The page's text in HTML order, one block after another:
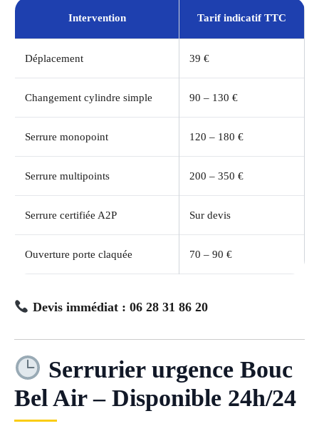
Intervention Tarif indicatif TTC
Déplacement 39 €
Changement cylindre simple 90 – 130 €
Serrure monopoint 120 – 180 €
Serrure multipoints 200 – 350 €
Serrure certifiée A2P Sur devis
Ouverture porte claquée 70 – 90 €
Devis immédiat : 06 28 31 86 20
Serrurier urgence Bouc
Bel Air – Disponible 24h/24